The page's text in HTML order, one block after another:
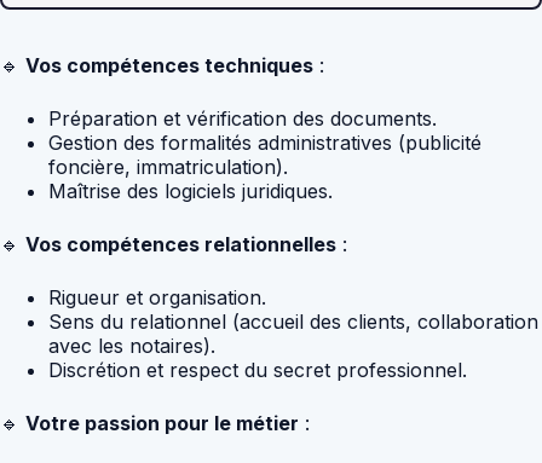
🔹 Vos compétences techniques :
Préparation et vérification des documents.
Gestion des formalités administratives (publicité
foncière, immatriculation).
Maîtrise des logiciels juridiques.
🔹 Vos compétences relationnelles :
Rigueur et organisation.
Sens du relationnel (accueil des clients, collaboration
avec les notaires).
Discrétion et respect du secret professionnel.
🔹 Votre passion pour le métier :